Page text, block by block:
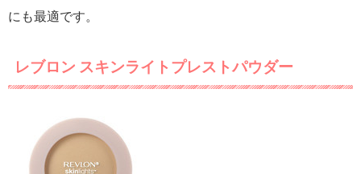
にも最適です。
レブロン スキンライトプレストパウダー